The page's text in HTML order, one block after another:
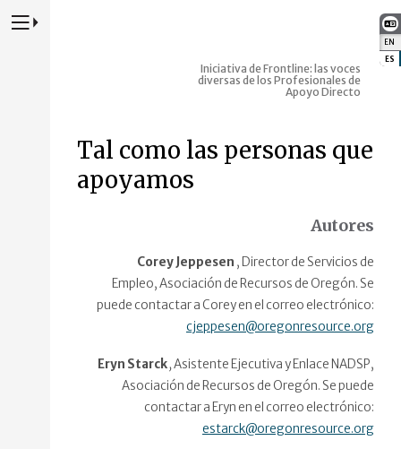
EN
ES
Presione para alternar la navegación principal del sitio web
Iniciativa de Frontline: las voces
diversas de los Profesionales de
Apoyo Directo
Tal como las personas que
apoyamos
Autores
Corey Jeppesen , Director de Servicios de
Empleo, Asociación de Recursos de Oregón. Se
puede contactar a Corey en el correo electrónico:
cjeppesen@oregonresource.org
Eryn Starck,Asistente Ejecutiva y Enlace NADSP,
Asociación de Recursos de Oregón. Se puede
contactar a Eryn en el correo electrónico:
estarck@oregonresource.org